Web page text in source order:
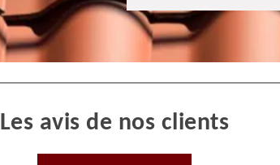
Les avis de nos clients